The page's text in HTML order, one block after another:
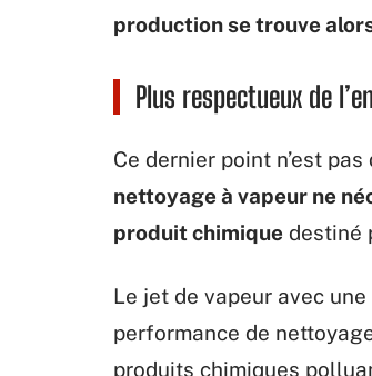
production se trouve
Plus respectueux de
Ce dernier point n’est
nettoyage à vapeur ne
produit chimique destiné
Le jet de vapeur avec
performance de
produits chimiques